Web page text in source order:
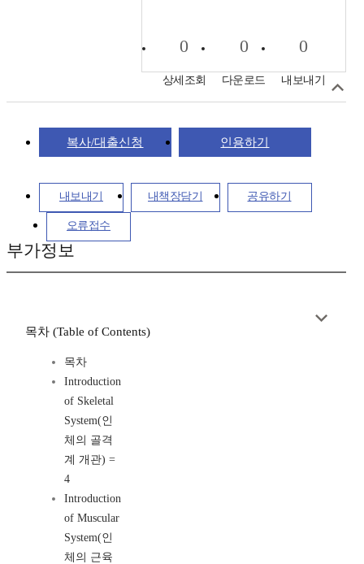
0
상세조회
0
다운로드
0
내보내기
복사/대출신청 인용하기
내보내기 내책장담기 공유하기
오류접수
부가정보
목차 (Table of Contents)
목차
Introduction
of Skeletal
System(인
체의 골격
계 개관) =
4
Introduction
of Muscular
System(인
체의 근육